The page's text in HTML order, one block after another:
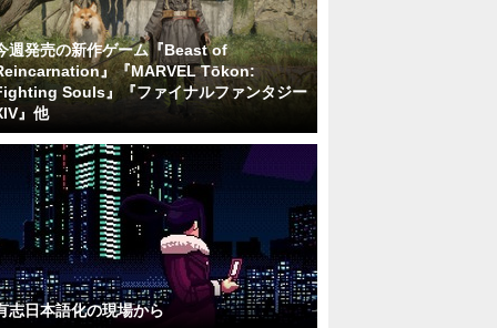
週発売の新作ゲーム『Beast of
』『MARVEL Tōkon:
Souls』『ファイナルファンタジー
』他
志日本語化の現場から